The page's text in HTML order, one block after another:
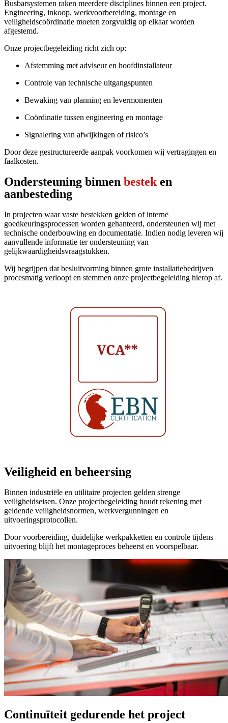
Busbarsystemen raken meerdere disciplines binnen een project.
Engineering, inkoop, werkvoorbereiding, montage en
veiligheidscoördinatie moeten zorgvuldig op elkaar worden
afgestemd.
Onze projectbegeleiding richt zich op:
Afstemming met adviseur en hoofdinstallateur
Controle van technische uitgangspunten
Bewaking van planning en levermomenten
Coördinatie tussen engineering en montage
Signalering van afwijkingen of risico’s
Door deze gestructureerde aanpak voorkomen wij vertragingen en
faalkosten.
Ondersteuning binnen besteken
aanbesteding
In projecten waar vaste bestekken gelden of interne
goedkeuringsprocessen worden gehanteerd, ondersteunen wij met
technische onderbouwing en documentatie. Indien nodig leveren wij
aanvullende informatie ter ondersteuning van
gelijkwaardigheidsvraagstukken.
Wij begrijpen dat besluitvorming binnen grote installatiebedrijven
procesmatig verloopt en stemmen onze projectbegeleiding hierop af.
Veiligheid en beheersing
Binnen industriële en utilitaire projecten gelden strenge
veiligheidseisen. Onze projectbegeleiding houdt rekening met
geldende veiligheidsnormen, werkvergunningen en
uitvoeringsprotocollen.
Door voorbereiding, duidelijke werkpakketten en controle tijdens
uitvoering blijft het montageproces beheerst en voorspelbaar.
Continuïteit gedurende het project